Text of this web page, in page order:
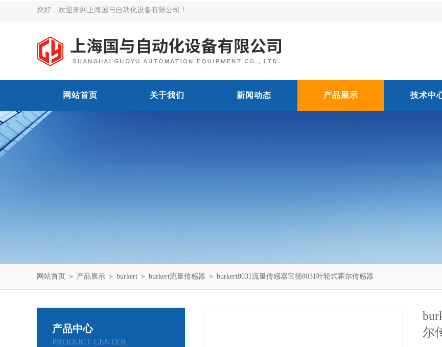
您好，欢迎来到上海国与自动化设备有限公司！
网站首页 关于我们 新闻动态 产品展示 技术中
网站首页 ＞ 产品展示 ＞ burkert ＞ burkert流量传感器 ＞ burkert8031流量传感器宝德8031叶轮式霍尔传感器
产品中心
PRODUCT CENTER
尔